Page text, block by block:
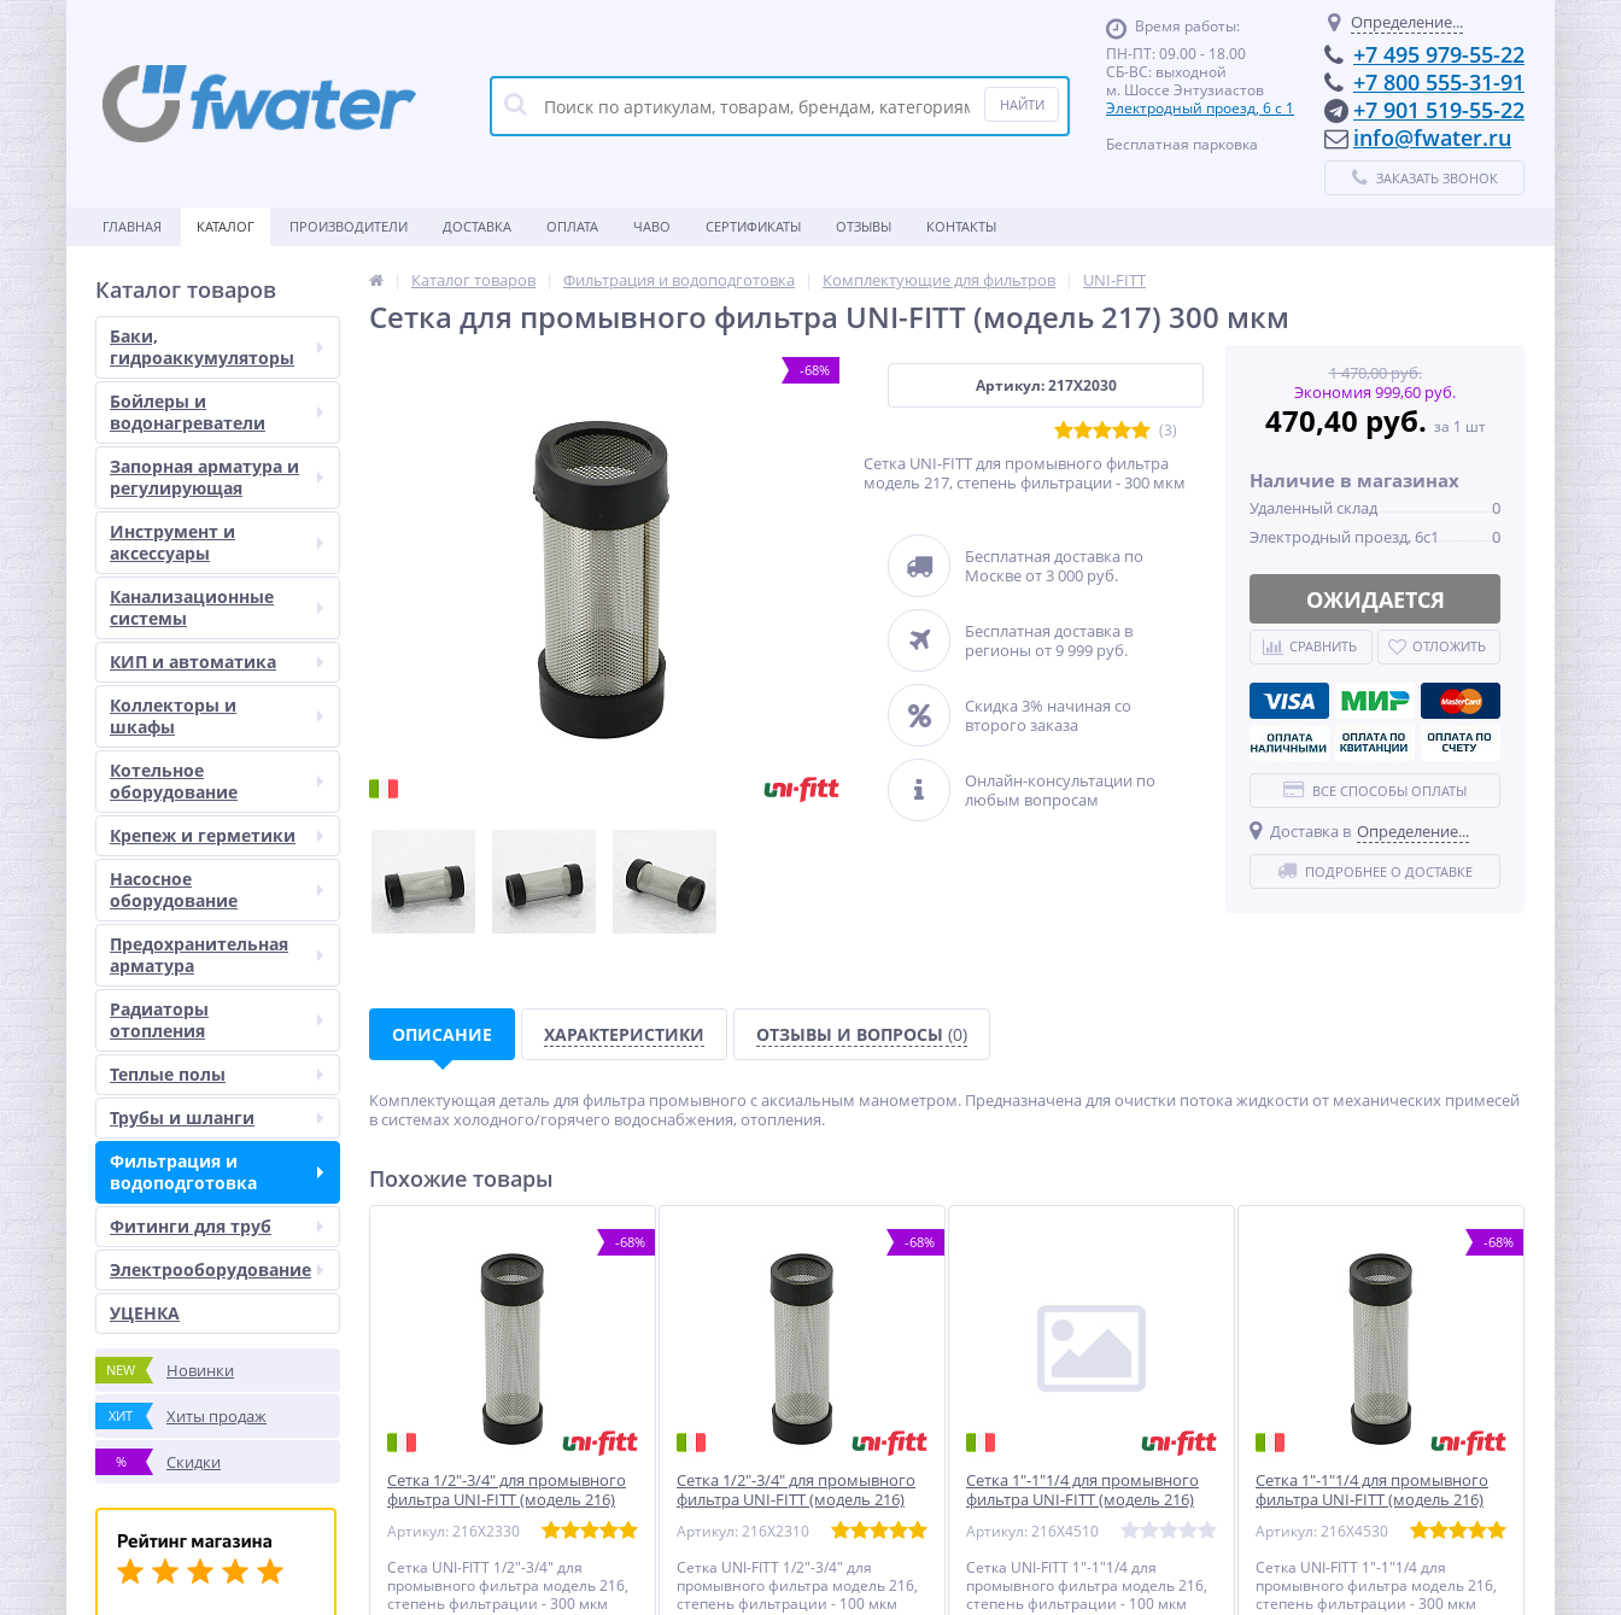
Время работы:
ПН-ПТ: 09.00 - 18.00
СБ-ВС: выходной
м. Шоссе Энтузиастов
Электродный проезд, 6 с 1
Бесплатная парковка
Определение...
+7 495 979-55-22
+7 800 555-31-91
+7 901 519-55-22
info@fwater.ru
ЗАКАЗАТЬ ЗВОНОК
ГЛАВНАЯ КАТАЛОГ ПРОИЗВОДИТЕЛИ ДОСТАВКА ОПЛАТА ЧАВО СЕРТИФИКАТЫ ОТЗЫВЫ КОНТАКТЫ
Каталог товаров
Баки,
гидроаккумуляторы
Бойлеры и
водонагреватели
Запорная арматура и
регулирующая
Инструмент и
аксессуары
Канализационные
системы
КИП и автоматика
Коллекторы и
шкафы
Котельное
оборудование
Крепеж и герметики
Насосное
оборудование
Предохранительная
арматура
Радиаторы
отопления
Теплые полы
Трубы и шланги
Фильтрация и
водоподготовка
Фитинги для труб
Электрооборудование
УЦЕНКА
NEW Новинки
ХИТ Хиты продаж
% Скидки
Каталог товаров Фильтрация и водоподготовка Комплектующие для фильтров UNI-FITT
Сетка для промывного фильтра UNI-FITT (модель 217) 300 мкм
-68%
Артикул: 217X2030
(3)
Сетка UNI-FITT для промывного фильтра
модель 217, степень фильтрации - 300 мкм
Бесплатная доставка по
Москве от 3 000 руб.
Бесплатная доставка в
регионы от 9 999 руб.
Скидка 3% начиная со
второго заказа
Онлайн-консультации по
любым вопросам
1 470,00 руб.
Экономия 999,60 руб.
470,40 руб. за 1 шт
Наличие в магазинах
Удаленный склад
0
Электродный проезд, 6с1
0
ОЖИДАЕТСЯ
СРАВНИТЬ ОТЛОЖИТЬ
ВСЕ СПОСОБЫ ОПЛАТЫ
Доставка в Определение...
ПОДРОБНЕЕ О ДОСТАВКЕ
ОПИСАНИЕ ХАРАКТЕРИСТИКИ ОТЗЫВЫ И ВОПРОСЫ (0)
Комплектующая деталь для фильтра промывного с аксиальным манометром. Предназначена для очистки потока жидкости от механических примесей
в системах холодного/горячего водоснабжения, отопления.
Похожие товары
-68%
Сетка 1/2"-3/4" для промывного
фильтра UNI-FITT (модель 216)
Артикул: 216X2330
Сетка UNI-FITT 1/2"-3/4" для
промывного фильтра модель 216,
степень фильтрации - 300 мкм
-68%
Сетка 1/2"-3/4" для промывного
фильтра UNI-FITT (модель 216)
Артикул: 216X2310
Сетка UNI-FITT 1/2"-3/4" для
промывного фильтра модель 216,
степень фильтрации - 100 мкм
Сетка 1"-1"1/4 для промывного
фильтра UNI-FITT (модель 216)
Артикул: 216X4510
Сетка UNI-FITT 1"-1"1/4 для
промывного фильтра модель 216,
степень фильтрации - 100 мкм
-68%
Сетка 1"-1"1/4 для промывного
фильтра UNI-FITT (модель 216)
Артикул: 216X4530
Сетка UNI-FITT 1"-1"1/4 для
промывного фильтра модель 216,
степень фильтрации - 300 мкм